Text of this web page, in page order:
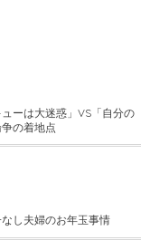
ーは大迷惑」VS「自分の
の着地点
し夫婦のお年玉事情